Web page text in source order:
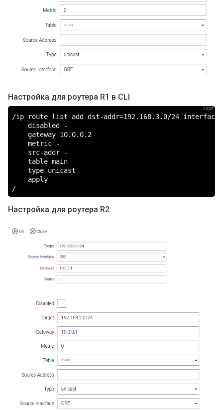
Настройка для роутера R1 в CLI
/ip route list add dst-addr=192.168.3.0/24
    disabled -
    gateway 10.0.0.2
    metric -
    src-addr -
    table main
    type unicast
    apply
/
Настройка для роутера R2